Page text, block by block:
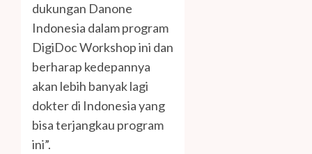
dukungan Danone
Indonesia dalam program
DigiDoc Workshop ini dan
berharap kedepannya
akan lebih banyak lagi
dokter di Indonesia yang
bisa terjangkau program
ini”.